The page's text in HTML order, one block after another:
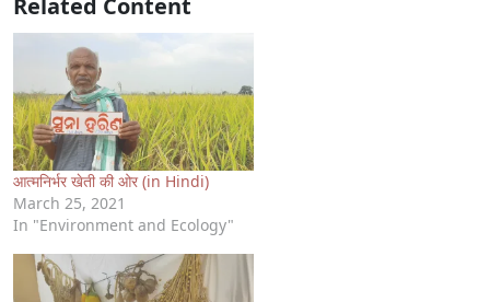
Related Content
आत्मनिर्भर खेती की ओर (in Hindi)
March 25, 2021
In "Environment and Ecology"